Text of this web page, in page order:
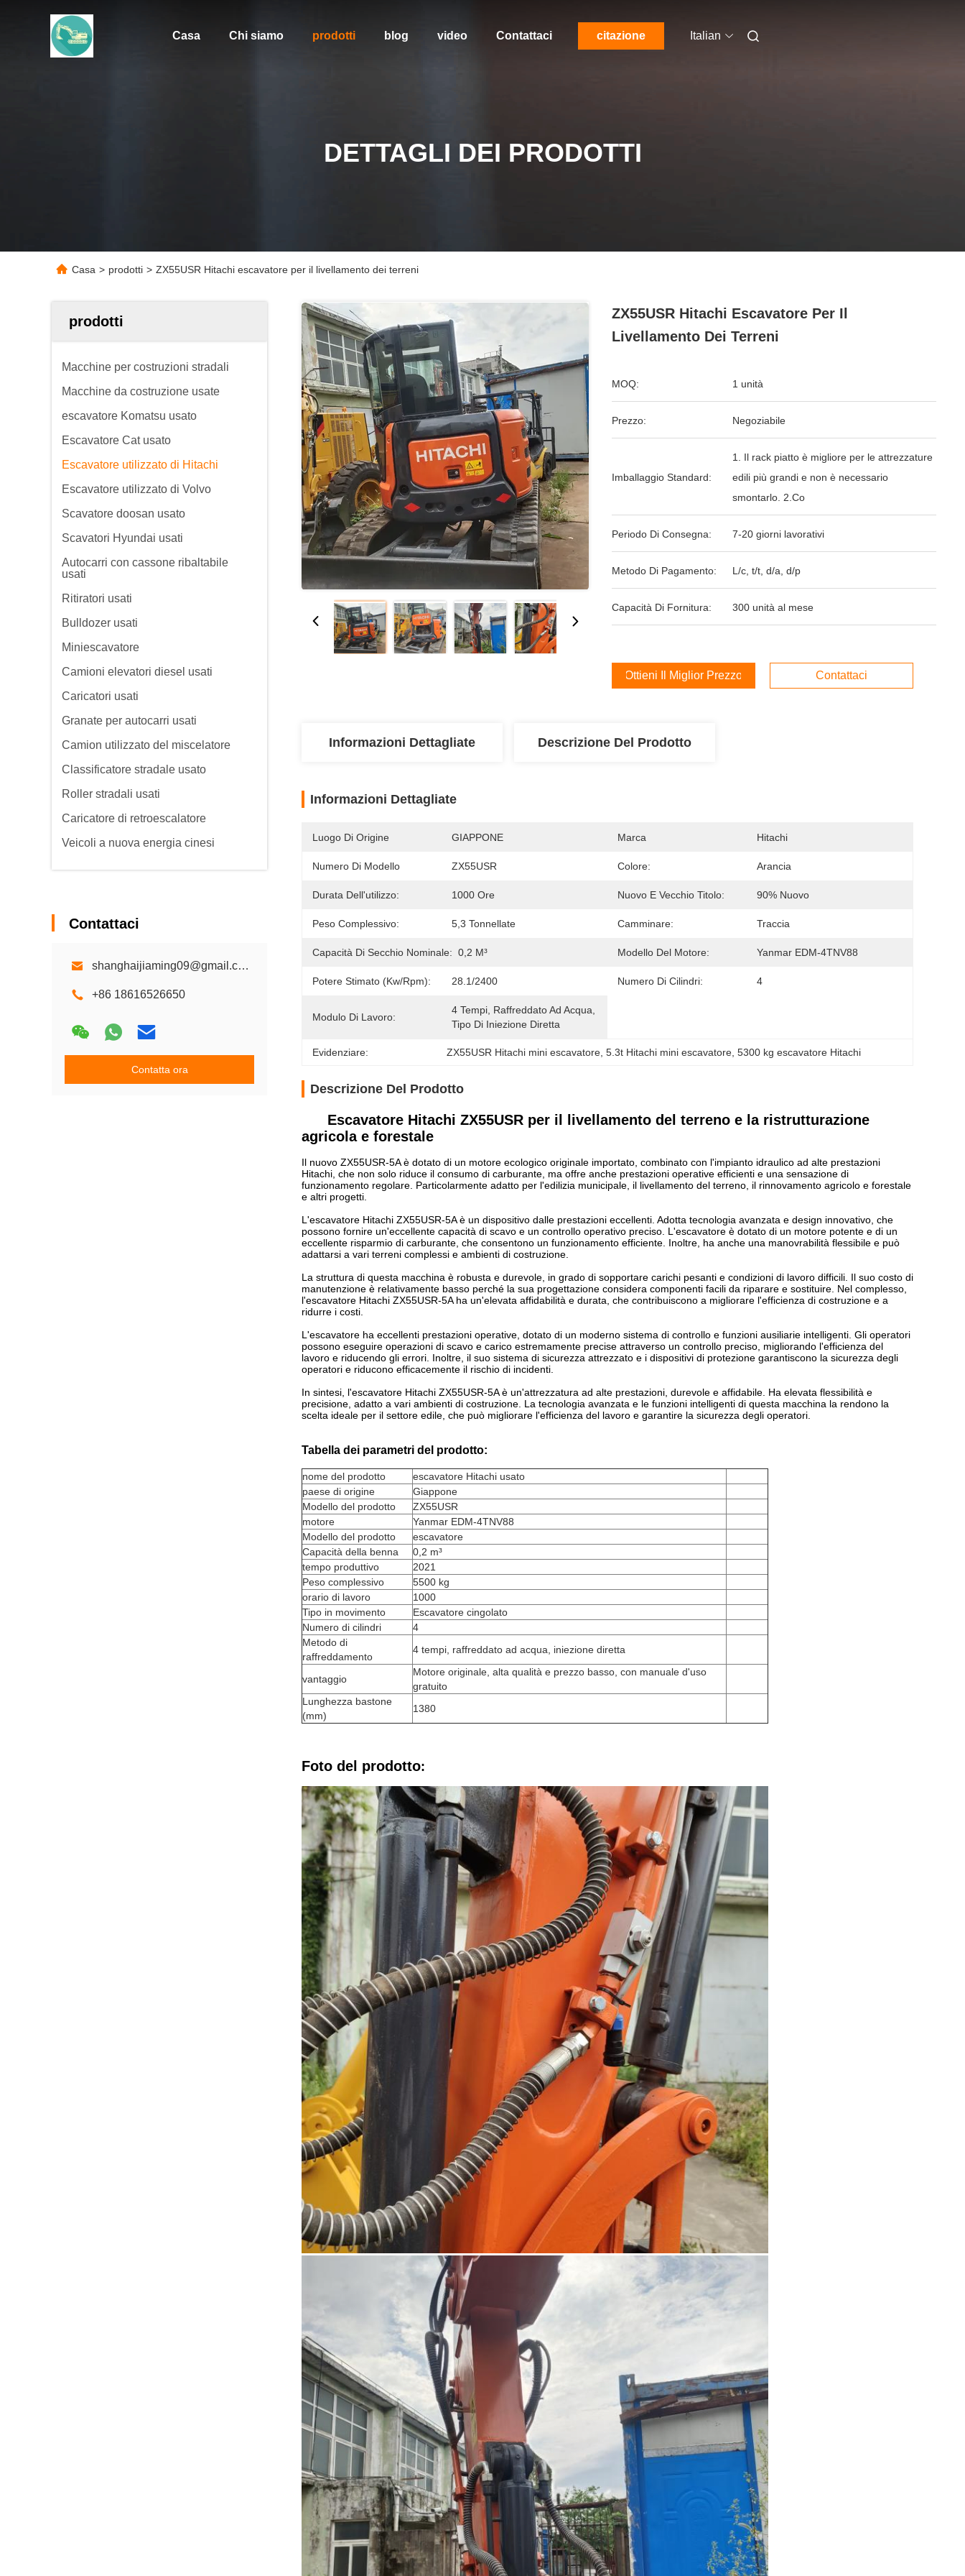
Casa Chi siamo prodotti blog video Contattaci citazione Italian
DETTAGLI DEI PRODOTTI
Casa > prodotti > ZX55USR Hitachi escavatore per il livellamento dei terreni
prodotti
Macchine per costruzioni stradali
Macchine da costruzione usate
escavatore Komatsu usato
Escavatore Cat usato
Escavatore utilizzato di Hitachi
Escavatore utilizzato di Volvo
Scavatore doosan usato
Scavatori Hyundai usati
Autocarri con cassone ribaltabile
usati
Ritiratori usati
Bulldozer usati
Miniescavatore
Camioni elevatori diesel usati
Caricatori usati
Granate per autocarri usati
Camion utilizzato del miscelatore
Classificatore stradale usato
Roller stradali usati
Caricatore di retroescalatore
Veicoli a nuova energia cinesi
Contattaci
shanghaijiaming09@gmail.com
+86 18616526650
Contatta ora
ZX55USR Hitachi Escavatore Per Il
Livellamento Dei Terreni
MOQ: 1 unità
Prezzo: Negoziabile
Imballaggio Standard:
1. Il rack piatto è migliore per le attrezzature
edili più grandi e non è necessario
smontarlo. 2.Co
Periodo Di Consegna: 7-20 giorni lavorativi
Metodo Di Pagamento: L/c, t/t, d/a, d/p
Capacità Di Fornitura: 300 unità al mese
Ottieni Il Miglior Prezzo Contattaci
Informazioni Dettagliate Descrizione Del Prodotto
Informazioni Dettagliate
Luogo Di Origine GIAPPONE Marca Hitachi
Numero Di Modello ZX55USR Colore: Arancia
Durata Dell'utilizzo: 1000 Ore Nuovo E Vecchio Titolo: 90% Nuovo
Peso Complessivo: 5,3 Tonnellate Camminare: Traccia
Capacità Di Secchio Nominale: 0,2 M³ Modello Del Motore: Yanmar EDM-4TNV88
Potere Stimato (Kw/rpm): 28.1/2400 Numero Di Cilindri: 4
Modulo Di Lavoro:
4 Tempi, Raffreddato Ad Acqua,
Tipo Di Iniezione Diretta
Evidenziare: ZX55USR Hitachi mini escavatore , 5.3t Hitachi mini escavatore , 5300 kg escavatore Hitachi
Descrizione Del Prodotto
Escavatore Hitachi ZX55USR per il livellamento del terreno e la ristrutturazione
agricola e forestale
Il nuovo ZX55USR-5A è dotato di un motore ecologico originale importato, combinato con l'impianto idraulico ad alte prestazioni
Hitachi, che non solo riduce il consumo di carburante, ma offre anche prestazioni operative efficienti e una sensazione di
funzionamento regolare. Particolarmente adatto per l'edilizia municipale, il livellamento del terreno, il rinnovamento agricolo e forestale
e altri progetti.
L'escavatore Hitachi ZX55USR-5A è un dispositivo dalle prestazioni eccellenti. Adotta tecnologia avanzata e design innovativo, che
possono fornire un'eccellente capacità di scavo e un controllo operativo preciso. L'escavatore è dotato di un motore potente e di un
eccellente risparmio di carburante, che consentono un funzionamento efficiente. Inoltre, ha anche una manovrabilità flessibile e può
adattarsi a vari terreni complessi e ambienti di costruzione.
La struttura di questa macchina è robusta e durevole, in grado di sopportare carichi pesanti e condizioni di lavoro difficili. Il suo costo di
manutenzione è relativamente basso perché la sua progettazione considera componenti facili da riparare e sostituire. Nel complesso,
l'escavatore Hitachi ZX55USR-5A ha un'elevata affidabilità e durata, che contribuiscono a migliorare l'efficienza di costruzione e a
ridurre i costi.
L'escavatore ha eccellenti prestazioni operative, dotato di un moderno sistema di controllo e funzioni ausiliarie intelligenti. Gli operatori
possono eseguire operazioni di scavo e carico estremamente precise attraverso un controllo preciso, migliorando l'efficienza del
lavoro e riducendo gli errori. Inoltre, il suo sistema di sicurezza attrezzato e i dispositivi di protezione garantiscono la sicurezza degli
operatori e riducono efficacemente il rischio di incidenti.
In sintesi, l'escavatore Hitachi ZX55USR-5A è un'attrezzatura ad alte prestazioni, durevole e affidabile. Ha elevata flessibilità e
precisione, adatto a vari ambienti di costruzione. La tecnologia avanzata e le funzioni intelligenti di questa macchina la rendono la
scelta ideale per il settore edile, che può migliorare l'efficienza del lavoro e garantire la sicurezza degli operatori.
Tabella dei parametri del prodotto:
nome del prodotto
escavatore Hitachi usato
paese di origine
Giappone
Modello del prodotto
ZX55USR
motore
Yanmar EDM-4TNV88
Modello del prodotto
escavatore
Capacità della benna
0,2 m³
tempo produttivo
2021
Peso complessivo
5500 kg
orario di lavoro
1000
Tipo in movimento
Escavatore cingolato
Numero di cilindri
4
Metodo di
raffreddamento
4 tempi, raffreddato ad acqua, iniezione diretta
vantaggio
Motore originale, alta qualità e prezzo basso, con manuale d'uso
gratuito
Lunghezza bastone
(mm)
1380
Foto del prodotto: